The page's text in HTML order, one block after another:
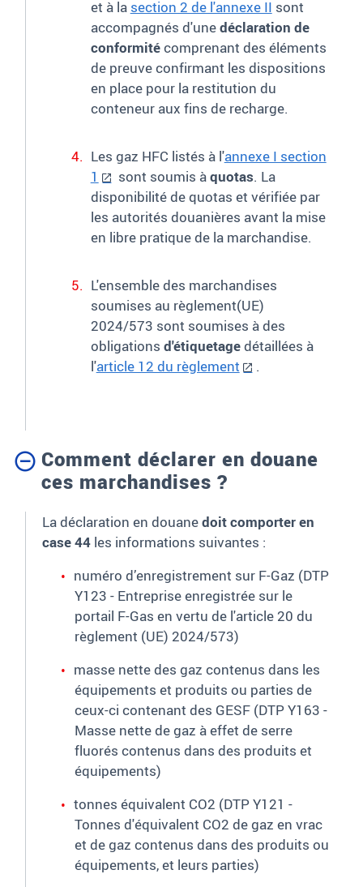
et à la section 2 de l'annexe II sont
accompagnés d'unedéclaration de
conformitécomprenant des éléments
de preuve confirmant les dispositions
en place pour la restitution du
conteneur aux fins de recharge.
Les gaz HFC listés à l'annexe I section
1
sont soumis àquotas. La
disponibilité de quotas et vérifiée par
les autorités douanières avant la mise
en libre pratique de la marchandise.
L'ensemble des marchandises
soumises au règlement(UE)
2024/573 sont soumises à des
obligations d'étiquetagedétaillées à
l'article 12 du règlement .
Comment déclarer en douane
ces marchandises ?
La déclaration en douanedoit comporter en
case 44 les informations suivantes :
numéro d’enregistrement sur F-Gaz (DTP
Y123 - Entreprise enregistrée sur le
portail F-Gas en vertu de l'article 20 du
règlement (UE) 2024/573)
masse nette des gaz contenus dans les
équipements et produits ou parties de
ceux-ci contenant des GESF (DTP Y163 -
Masse nette de gaz à effet de serre
fluorés contenus dans des produits et
équipements)
tonnes équivalent CO2 (DTP Y121 -
Tonnes d'équivalent CO2 de gaz en vrac
et de gaz contenus dans des produits ou
équipements, et leurs parties)